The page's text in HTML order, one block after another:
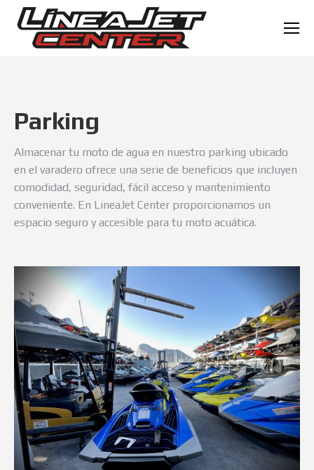
Parking
Almacenar tu moto de agua en nuestro parking ubicado
en el varadero ofrece una serie de beneficios que incluyen
comodidad, seguridad, fácil acceso y mantenimiento
conveniente. En LineaJet Center proporcionamos un
espacio seguro y accesible para tu moto acuática.